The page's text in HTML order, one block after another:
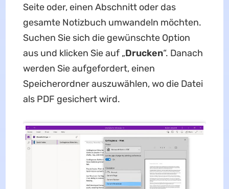
Seite oder, einen Abschnitt oder das
gesamte Notizbuch umwandeln möchten.
Suchen Sie sich die gewünschte Option
aus und klicken Sie auf „Drucken“. Danach
werden Sie aufgefordert, einen
Speicherordner auszuwählen, wo die Datei
als PDF gesichert wird.